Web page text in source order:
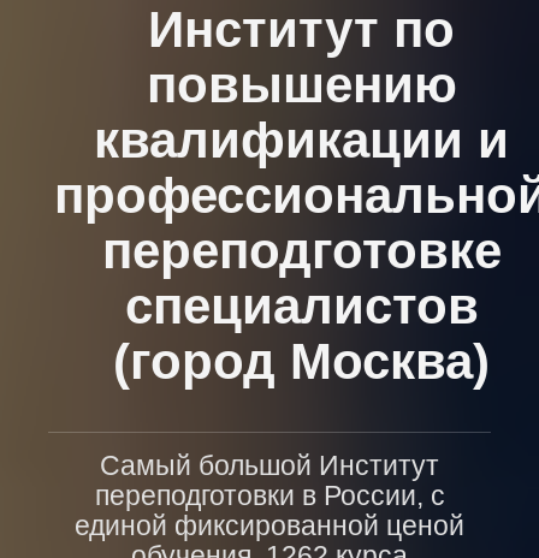
Институт по
повышению
квалификации и
переподготовке
специалистов
(город Москва)
Самый большой Институт
переподготовки в России, с
единой фиксированной ценой